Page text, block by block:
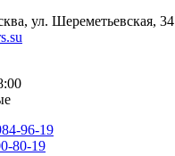
ул. Шереметьевская, 34
96-19
80-19